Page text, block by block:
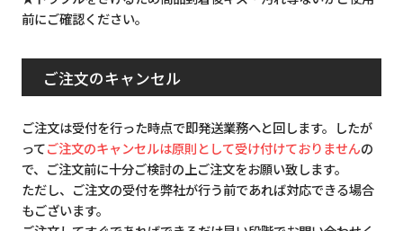
前にご確認ください。
ご注文のキャンセル
ご注文は受付を行った時点で即発送業務へと回します。したが
ってご注文のキャンセルは原則として受け付けておりませんの
で、ご注文前に十分ご検討の上ご注文をお願い致します。
ただし、ご注文の受付を弊社が行う前であれば対応できる場合
もございます。